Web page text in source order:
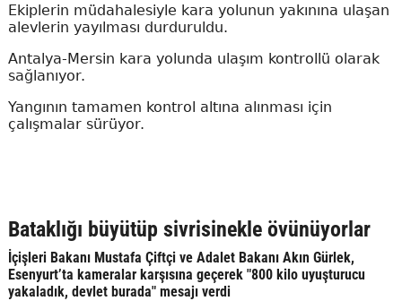
Ekiplerin müdahalesiyle kara yolunun yakınına ulaşan
alevlerin yayılması durduruldu.
Antalya-Mersin kara yolunda ulaşım kontrollü olarak
sağlanıyor.
Yangının tamamen kontrol altına alınması için
çalışmalar sürüyor.
Bataklığı büyütüp sivrisinekle övünüyorlar
İçişleri Bakanı Mustafa Çiftçi ve Adalet Bakanı Akın Gürlek,
Esenyurt’ta kameralar karşısına geçerek "800 kilo uyuşturucu
yakaladık, devlet burada" mesajı verdi